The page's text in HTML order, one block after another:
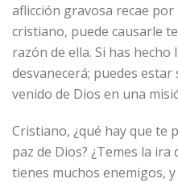
aflicción gravosa recae
cristiano, puede causarle
razón de ella. Si has hecho
desvanecerá; puedes
venido de Dios en una
Cristiano, ¿qué hay que te
paz de Dios? ¿Temes la
tienes muchos enemigos,